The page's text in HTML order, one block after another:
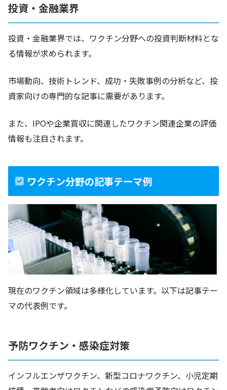
投資・金融業界
投資・金融業界では、ワクチン分野への投資判断材料とな
る情報が求められます。
市場動向、技術トレンド、成功・失敗事例の分析など、投
資家向けの専門的な記事に需要があります。
また、IPOや企業買収に関連したワクチン関連企業の評価
情報も注目されます。
ワクチン分野の記事テーマ例
現在のワクチン領域は多様化しています。以下は記事テー
マの代表例です。
予防ワクチン・感染症対策
インフルエンザワクチン、新型コロナワクチン、小児定期